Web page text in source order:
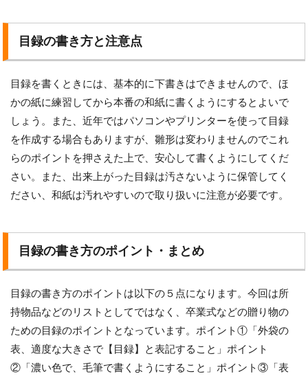
目録の書き方と注意点
目録を書くときには、基本的に下書きはできませんので、ほ
かの紙に練習してから本番の和紙に書くようにするとよいで
しょう。また、近年ではパソコンやプリンターを使って目録
を作成する場合もありますが、雛形は変わりませんのでこれ
らのポイントを押さえた上で、安心して書くようにしてくだ
さい。また、出来上がった目録は汚さないように保管してく
ださい、和紙は汚れやすいので取り扱いに注意が必要です。
目録の書き方のポイント・まとめ
目録の書き方のポイントは以下の５点になります。今回は所
持物品などのリストとしてではなく、卒業式などの贈り物の
ための目録のポイントとなっています。ポイント①「外袋の
表、適度な大きさで【目録】と表記すること」ポイント
②「濃い色で、毛筆で書くようにすること」ポイント③「表